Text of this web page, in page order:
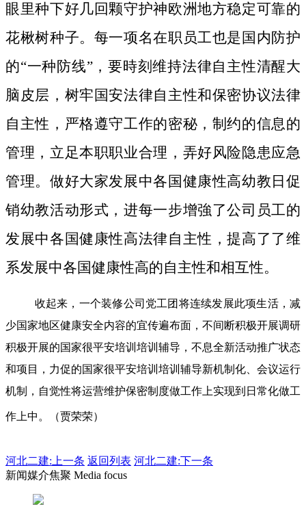
眼里种下好几回颗守护神欧洲地方稳定可靠的
花楸树种子。 每一项名在职员工也是国内防护
的“一种防线”，要時刻维持法律自主性清醒大
脑皮层，树牢国安法律自主性和保密协议法律
自主性，严格遵守工作的密秘，制约的信息的
管理，立足本职职业合理，弄好风险隐患应急
管理。做好大家发展中各国健康性高幼教日促
销幼教活动形式，进每一步增強了公司员工的
发展中各国健康性高法律自主性，提高了了维
系发展中各国健康性高的自主性和相互性。
收起来，一个装修公司党工团将连续发展此项生活，减
少国家地区健康安全内容的宜传遍布面，不间断积极开展调研
积极开展的国家很平安培训培训辅导，不息全新活动推广状态
和项目，力促的国家很平安培训培训辅导新机制化、会议运行
机制，自觉性将运营维护保密制度做工作上实现到日常化做工
作上中。（贾荣荣）
河北二建: 上一条 返回列表 河北二建:下一条
新闻媒介焦聚 Media focus